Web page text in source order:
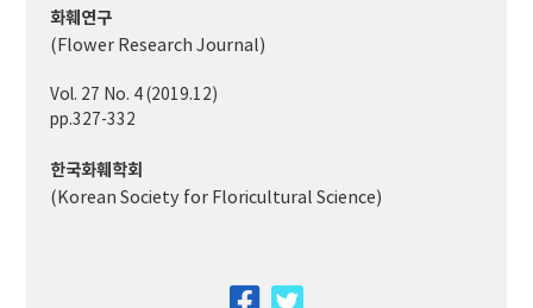
화훼연구
(Flower Research Journal)
Vol. 27 No. 4 (2019.12)
pp.327-332
한국화훼학회
(Korean Society for Floricultural Science)
facebook